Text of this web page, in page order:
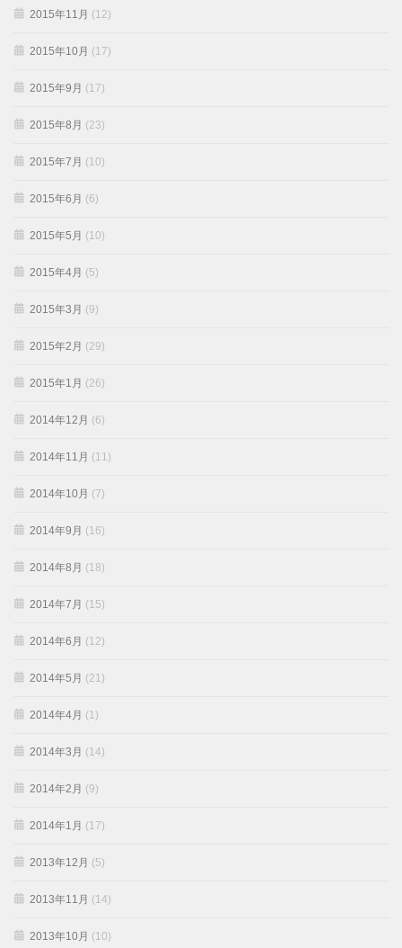
2015年11月 (12)
2015年10月 (17)
2015年9月 (17)
2015年8月 (23)
2015年7月 (10)
2015年6月 (6)
2015年5月 (10)
2015年4月 (5)
2015年3月 (9)
2015年2月 (29)
2015年1月 (26)
2014年12月 (6)
2014年11月 (11)
2014年10月 (7)
2014年9月 (16)
2014年8月 (18)
2014年7月 (15)
2014年6月 (12)
2014年5月 (21)
2014年4月 (1)
2014年3月 (14)
2014年2月 (9)
2014年1月 (17)
2013年12月 (5)
2013年11月 (14)
2013年10月 (10)